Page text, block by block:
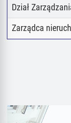
Dział
Zarządca